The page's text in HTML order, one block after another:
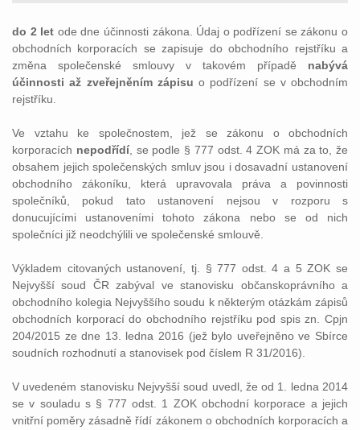
do 2 let ode dne účinnosti zákona. Údaj o podřízení se zákonu o
obchodních korporacích se zapisuje do obchodního rejstříku a
změna společenské smlouvy v takovém případě nabývá
účinnosti až zveřejněním zápisu o podřízení se v obchodním
rejstříku.
Ve vztahu ke společnostem, jež se zákonu o obchodních
korporacích nepodřídí, se podle § 777 odst. 4 ZOK má za to, že
obsahem jejich společenských smluv jsou i dosavadní ustanovení
obchodního zákoníku, která upravovala práva a povinnosti
společníků, pokud tato ustanovení nejsou v rozporu s
donucujícími ustanoveními tohoto zákona nebo se od nich
společníci již neodchýlili ve společenské smlouvě.
Výkladem citovaných ustanovení, tj. § 777 odst. 4 a 5 ZOK se
Nejvyšší soud ČR zabýval ve stanovisku občanskoprávního a
obchodního kolegia Nejvyššího soudu k některým otázkám zápisů
obchodních korporací do obchodního rejstříku pod spis zn. Cpjn
204/2015 ze dne 13. ledna 2016 (jež bylo uveřejněno ve Sbírce
soudních rozhodnutí a stanovisek pod číslem R 31/2016).
V uvedeném stanovisku Nejvyšší soud uvedl, že od 1. ledna 2014
se v souladu s § 777 odst. 1 ZOK obchodní korporace a jejich
vnitřní poměry zásadně řídí zákonem o obchodních korporacích a